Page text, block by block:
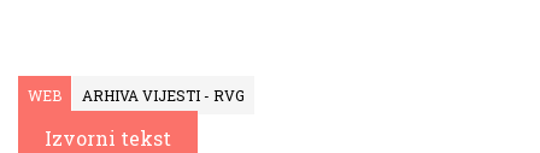
WEB ARHIVA VIJESTI - RVG
Izvorni tekst